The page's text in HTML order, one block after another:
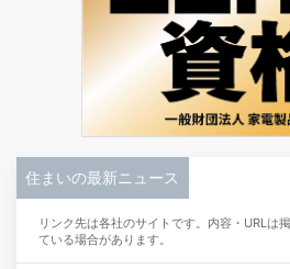
住まいの最新ニュース
リンク先は各社のサイトです。内容・URLは
ている場合があります。